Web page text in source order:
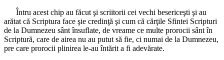
Întru acest chip au făcut şi scriitorii cei vechi besericeşti şi au
arătat că Scriptura face şie credinţă şi cum că cărţile Sfintei Scripturi
de la Dumnezeu sânt însuflate, de vreame ce multe prorocii sânt în
Scriptură, care de airea nu au putut să fie, ci numai de la Dumnezeu,
pre care prorocii plinirea le-au întărit a fi adevărate.